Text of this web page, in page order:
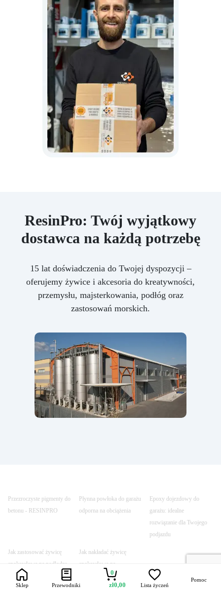
ResinPro: Twój wyjątkowy
dostawca na każdą potrzebę
15 lat doświadczenia do Twojej dyspozycji –
oferujemy żywice i akcesoria do kreatywności,
przemysłu, majsterkowania, podłóg oraz
zastosowań morskich.
Przezroczyste pigmenty do
betonu - RESINPRO
Płynna powłoka do garażu
odporna na obciążenia
Epoxy dojezdowy do
garażu: idealne
rozwiązanie dla Twojego
podjazdu
Jak zastosować żywicę
epoksydową na podłodze
garażu
Jak nakładać żywicę
epoksydową na
powierzchnie dojazdowe -
poradnik
Sklep Przewodniki
0
zł0,00 Lista życzeń
Pomoc